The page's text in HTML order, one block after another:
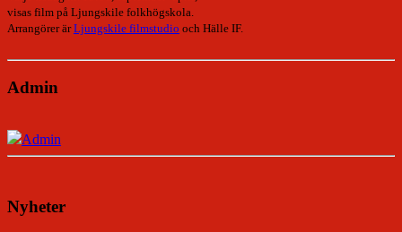
visas film på Ljungskile folkhögskola.
Arrangörer ärLjungskile filmstudio och Hälle IF.
Admin
Admin
Nyheter